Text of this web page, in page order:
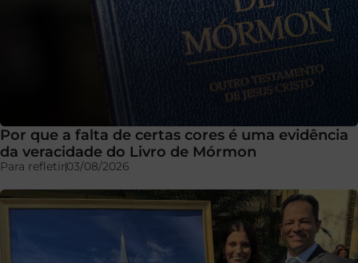
Por que a falta de certas cores é uma evidência
da veracidade do Livro de Mórmon
Para refletir03/08/2026